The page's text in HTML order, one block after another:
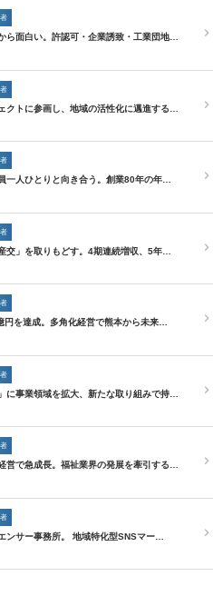
ら面白い。許認可・企業誘致・工業団地…
クトに参画し、地域の活性化に邁進する…
一人ひとりと向き合う。創業80年の年…
交」を取りもどす。4期連続増収、5年…
円を達成。多角化経営で熊本から未来…
に事業領域を拡大、新たな取り組みで持…
営で急成長。福祉業界の発展を牽引する…
ンサー事務所。 地域特化型SNSマー…